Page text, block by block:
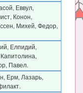
Еввул,
Конон,
Михей, Федор,
Елпидий,
Павел.
Ерм, Лазарь,